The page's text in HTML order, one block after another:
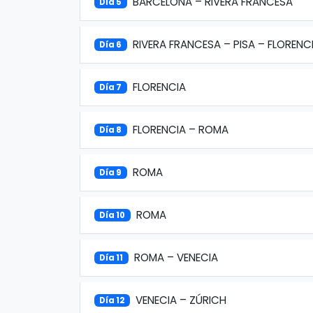
Día 6 RIVERA FRANCESA – PISA –
Día 7 FLORENCIA
Día 8 FLORENCIA – ROMA
Día 9 ROMA
Día 10 ROMA
Día 11 ROMA – VENECIA
Día 12 VENECIA – ZÚRICH